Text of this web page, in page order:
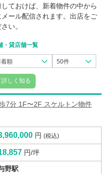
ておけば、新着物件の中から
ール配信されます。出店をご
い。
・貸店舗一覧
順 50件
しく知る
1F〜2F スケルトン物件
円 (税込)
円/坪
野駅